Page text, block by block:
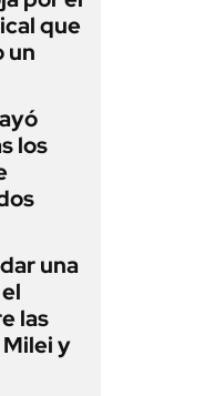
que
un
los
una
las
y